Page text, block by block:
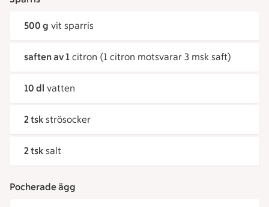
500 g vit sparris
saften av 1 citron (1 citron motsvarar 3 msk saft)
10 dl vatten
2 tsk strösocker
2 tsk salt
Pocherade ägg